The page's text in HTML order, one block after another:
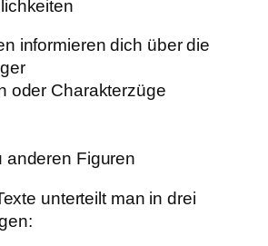
informieren dich über die
oder Charakterzüge
anderen Figuren
unterteilt man in drei